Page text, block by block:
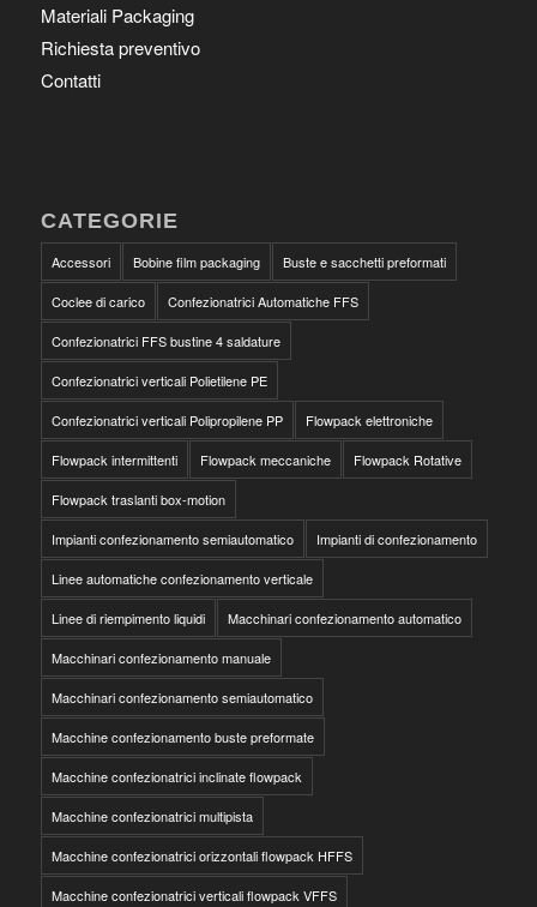
Materiali Packaging
Richiesta preventivo
Contatti
CATEGORIE
Accessori Bobine film packaging Buste e sacchetti preformati
Coclee di carico Confezionatrici Automatiche FFS
Confezionatrici FFS bustine 4 saldature
Confezionatrici verticali Polietilene PE
Confezionatrici verticali Polipropilene PP Flowpack elettroniche
Flowpack intermittenti Flowpack meccaniche Flowpack Rotative
Flowpack traslanti box-motion
Impianti confezionamento semiautomatico Impianti di confezionamento
Linee automatiche confezionamento verticale
Linee di riempimento liquidi Macchinari confezionamento automatico
Macchinari confezionamento manuale
Macchinari confezionamento semiautomatico
Macchine confezionamento buste preformate
Macchine confezionatrici inclinate flowpack
Macchine confezionatrici multipista
Macchine confezionatrici orizzontali flowpack HFFS
Macchine confezionatrici verticali flowpack VFFS